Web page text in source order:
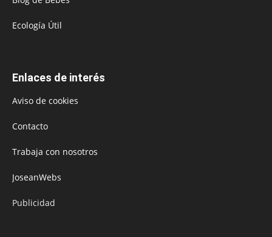
Ecología Útil
Enlaces de interés
Aviso de cookies
Contacto
Trabaja con nosotros
JoseanWebs
Publicidad